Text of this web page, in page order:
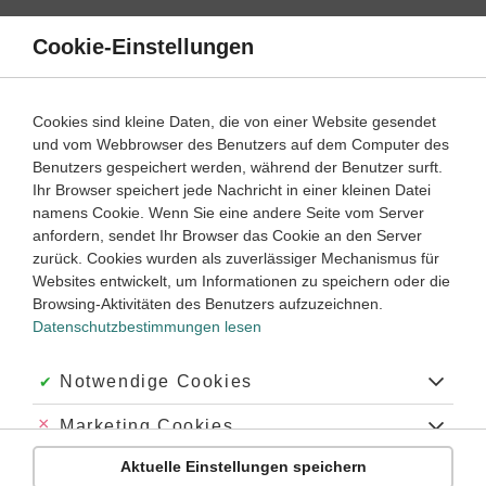
Direkt
Inhalt
Klassenarbeit
Geschichte 5. ‐ 6. Klasse
Das Römische Reich (1)
Dauer: 20 Minuten
Empfohlen von
Tutorin Noemi
Dauer:
Unterscheide hier zwischen der wissenschaftlichen
Erkenntnis und der Sage.
Cookie-Einstellungen
Cookies sind kleine Daten, die von einer Website gesendet
und vom Webbrowser des Benutzers auf dem Computer des
Benutzers gespeichert werden, während der Benutzer surft.
Ihr Browser speichert jede Nachricht in einer kleinen Datei
namens Cookie. Wenn Sie eine andere Seite vom Server
anfordern, sendet Ihr Browser das Cookie an den Server
zurück. Cookies wurden als zuverlässiger Mechanismus für
Websites entwickelt, um Informationen zu speichern oder die
Browsing-Aktivitäten des Benutzers aufzuzeichnen.
Datenschutzbestimmungen lesen
Akzeptiert:
Notwendige Cookies
Abgelehnt:
Marketing Cookies
Abgelehnt:
Personalisierungs-Cookies
Aktuelle Einstellungen speichern